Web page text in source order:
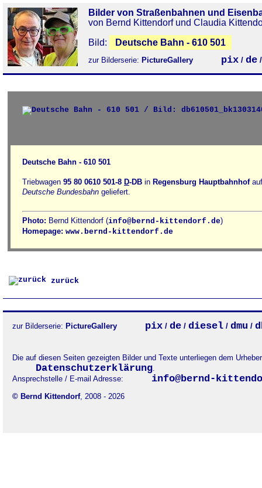
Bilder von Straßenbahnen und
von Bernd Kittendorf und Claudia
Bild:
Deutsche Bahn - 610 501
zur Bilderserie: PictureGallery pix / de
Deutsche Bahn - 610 501
Triebwagen 95 80 0610 501-8 D-DB in Regensburg Hauptbahnhof
Deutsche Bundesbahn geliefert.
Photo: Bernd Kittendorf (info@bernd-kittendorf.de)
Homepage: www.bernd-kittendorf.de
zurück
zur Bilderserie: PictureGallery pix / de / diesel / dmu /
Die auf diesen Seiten gezeigten Bilder und Texte unterliegen dem
Datenschutzerklärung.
Ansprechstelle / E-mail Adresse:
info@bernd-
© Bernd Kittendorf, 2008 - 2026